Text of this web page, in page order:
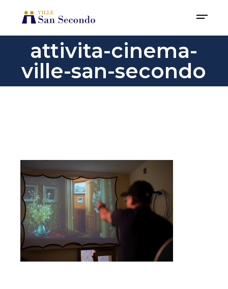
attivita-cinema-
ville-san-secondo